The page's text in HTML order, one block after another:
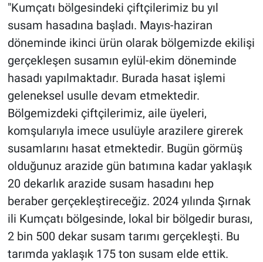
"Kumçatı bölgesindeki çiftçilerimiz bu yıl
susam hasadına başladı. Mayıs-haziran
döneminde ikinci ürün olarak bölgemizde ekilişi
gerçekleşen susamın eylül-ekim döneminde
hasadı yapılmaktadır. Burada hasat işlemi
geleneksel usulle devam etmektedir.
Bölgemizdeki çiftçilerimiz, aile üyeleri,
komşularıyla imece usulüyle arazilere girerek
susamlarını hasat etmektedir. Bugün görmüş
olduğunuz arazide gün batımına kadar yaklaşık
20 dekarlık arazide susam hasadını hep
beraber gerçekleştireceğiz. 2024 yılında Şırnak
ili Kumçatı bölgesinde, lokal bir bölgedir burası,
2 bin 500 dekar susam tarımı gerçekleşti. Bu
tarımda yaklaşık 175 ton susam elde ettik.